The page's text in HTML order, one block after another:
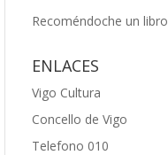
Recoméndoche un libro
ENLACES
Vigo Cultura
Concello de Vigo
Telefono 010